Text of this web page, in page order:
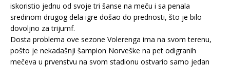
iskoristio jednu od svoje tri šanse na meču i sa penala
sredinom drugog dela igre došao do prednosti, što je bilo
dovoljno za trijumf.
Dosta problema ove sezone Volerenga ima na svom terenu,
pošto je nekadašnji šampion Norveške na pet odigranih
mečeva u prvenstvu na svom stadionu ostvario samo jedan